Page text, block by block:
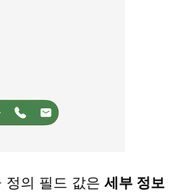
정의 필드 값은 세부 정보